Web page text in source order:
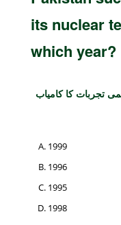
its nuclear
which year?
کو اپنے ایٹمی تجربات کا کامیاب
1999
1996
1995
1998